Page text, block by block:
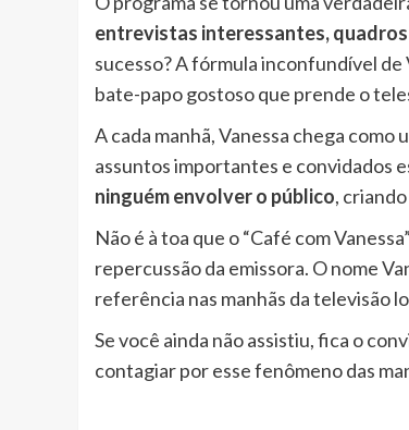
entrevistas interessantes, quadros
sucesso? A fórmula inconfundível
bate-papo gostoso que prende o
A cada manhã, Vanessa chega
assuntos importantes e convidados
ninguém envolver o público,
Não é à toa que o “Café com
repercussão da emissora. O nome
referência nas manhãs da televisão
Se você ainda não assistiu, fica o
contagiar por esse fenômeno das